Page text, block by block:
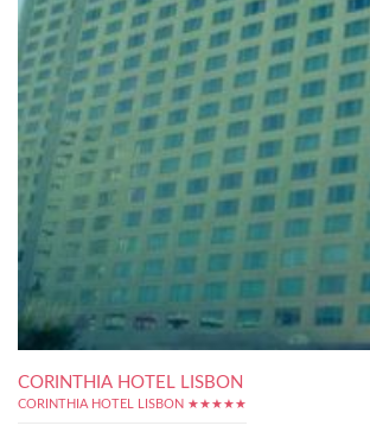
CORINTHIA HOTEL LISBON
CORINTHIA HOTEL LISBON ★★★★★